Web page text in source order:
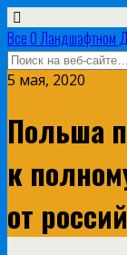
Все О Ландшафтном
5 мая, 2020
Польша
к
от